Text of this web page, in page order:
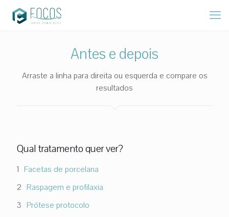
Antes e depois
Arraste a linha para direita ou esquerda e compare os
resultados
Qual tratamento quer ver?
Facetas de porcelana
Raspagem e profilaxia
Prótese protocolo